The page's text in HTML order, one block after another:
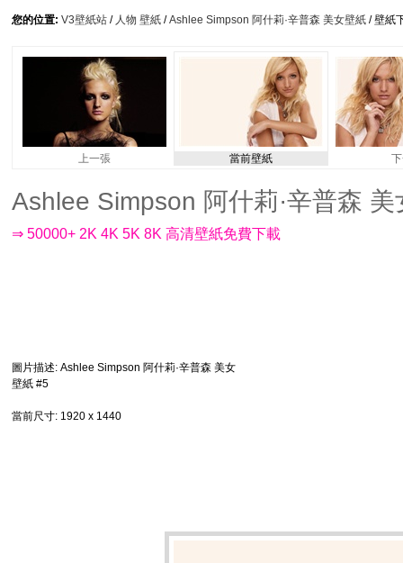
您的位置: V3壁紙站 / 人物 壁紙 /Ashlee Simpson 阿什莉·辛普森 美女壁紙 / 壁紙
上一張 當前壁紙
Ashlee Simpson 阿什莉·辛普森
⇒ 50000+ 2K 4K 5K 8K 高清壁紙免費下載
圖片描述: Ashlee Simpson 阿什莉·辛普森 美女
壁紙 #5
當前尺寸: 1920 x 1440